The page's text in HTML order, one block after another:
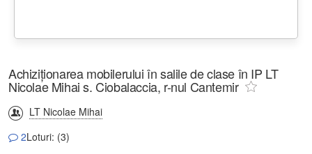
Achiziţionarea mobilerului în salile de clase în IP LT
Nicolae Mihai s. Ciobalaccia, r-nul Cantemir
LT Nicolae Mihai
2Loturi: (3)